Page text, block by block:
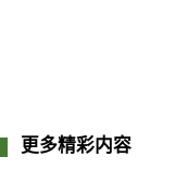
更多精彩内容